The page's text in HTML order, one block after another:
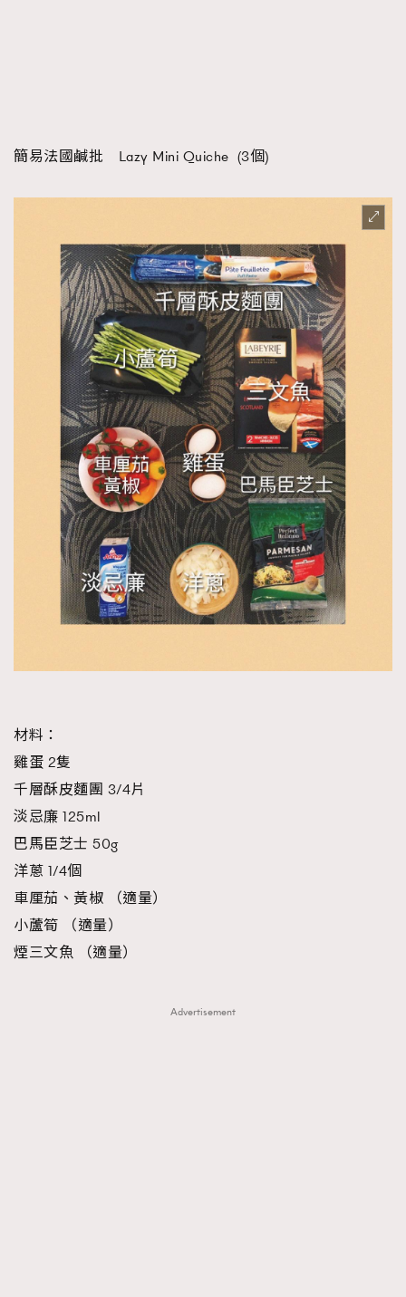
本人已詳閱並同意遵守本文列明條款及細則。 請瀏覽
(nmg.com.hk/privacy) 閱讀本公司的私隱政策聲明。
本人願意接收新傳媒集團的最新消息及其他宣傳資訊，本人同意
新傳媒集團使用本人的個人資料於任何推廣用途。
About us Collaboration Opportunity Disclaimer
New Media Group | Madame Figaro editions: France | Greece
| Japan | Portugal | Spain
簡易法國鹹批 Lazy Mini Quiche (3個)
材料：
雞蛋 2隻
千層酥皮麵團 3/4片
淡忌廉 125ml
巴馬臣芝士 50g
洋蔥 1/4個
車厘茄、黃椒 （適量）
小蘆筍 （適量）
煙三文魚 （適量）
Advertisement